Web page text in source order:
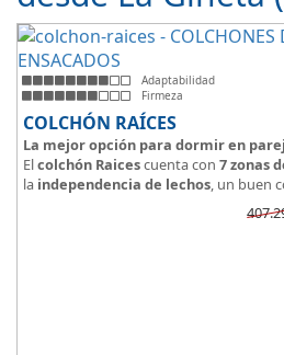
Adaptabilidad
Firmeza
COLCHÓN RAÍCES
La mejor opción para dormir en
Elcolchón Raicescuenta con 7 zonas
la independencia de lechos, un buen
Las personas calurosas agradecerán